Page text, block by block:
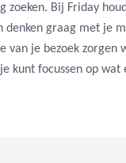
zoeken. Bij Friday
denken graag met je
van je bezoek zorgen
kunt focussen op wat